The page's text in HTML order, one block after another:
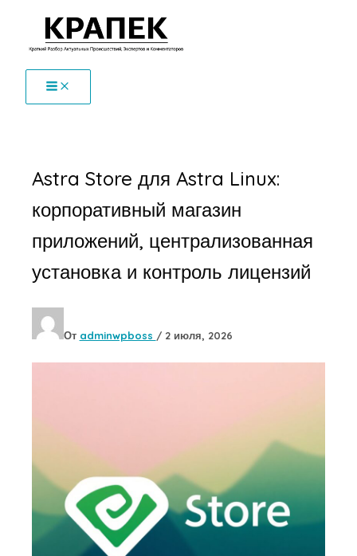
Перейти
содержимому
Astra Store для Astra Linux:
корпоративный магазин
приложений, централизованная
установка и контроль лицензий
От adminwpboss / 2 июля, 2026